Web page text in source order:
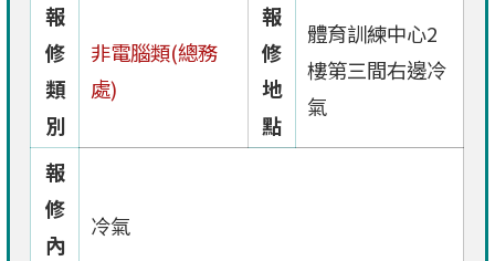
報
修
類
別
非電腦類(總務
處)
報
修
地
點
體育訓練中心2
樓第三間右邊冷
氣
報
修
內
冷氣